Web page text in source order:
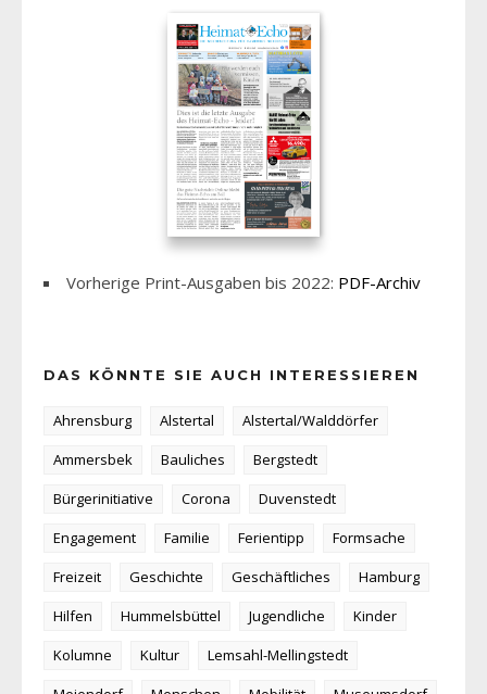
Vorherige Print-Ausgaben bis 2022: PDF-Archiv
DAS KÖNNTE SIE AUCH INTERESSIEREN
Ahrensburg Alstertal
Alstertal/Walddörfer
Ammersbek
Bauliches
Bergstedt
Bürgerinitiative
Corona
Duvenstedt
Engagement
Familie Ferientipp
Formsache
Freizeit
Geschichte Geschäftliches
Hamburg
Hilfen
Hummelsbüttel Jugendliche
Kinder
Kolumne
Kultur
Lemsahl-Mellingstedt